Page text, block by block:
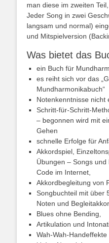
man diese im zweiten
Jeder Song in zwei
langsam und normal)
und Mitspielversion
Was bietet das
ein Buch für
es reiht sich vor das
Mundharmonikabuch“
Notenkenntnisse nicht
Schritt-für-Schritt-
– begonnen wird mit
Gehen
schnelle Erfolge für
Akkordspiel,
Übungen – Songs
Code im Internet,
Akkordbegleitung von
Songbuchteil mit über
Noten und
Blues ohne Bending,
Artikulation und
Wah-Wah-Handeffekte